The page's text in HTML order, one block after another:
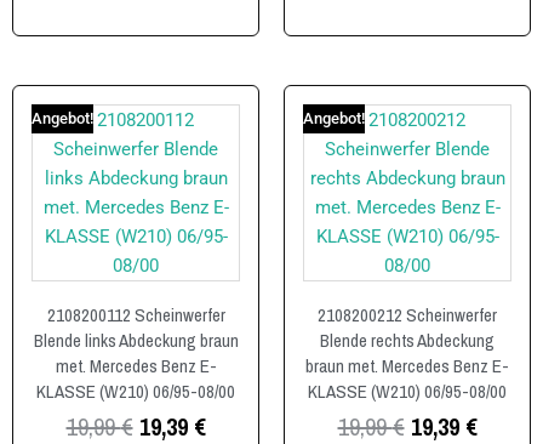
Angebot!
2108200112 Scheinwerfer
Blende links Abdeckung braun
met. Mercedes Benz E-
KLASSE (W210) 06/95-08/00
19,99€ 19,39 €
Angebot!
2108200212 Scheinwerfer
Blende rechts Abdeckung
braun met. Mercedes Benz E-
KLASSE (W210) 06/95-08/00
19,99€ 19,39 €